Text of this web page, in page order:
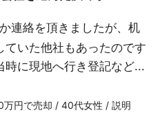
連絡を頂きましたが、机
いた他社もあったのです
時に現地へ行き登記など...
万円で売却 / 40代女性 / 説明